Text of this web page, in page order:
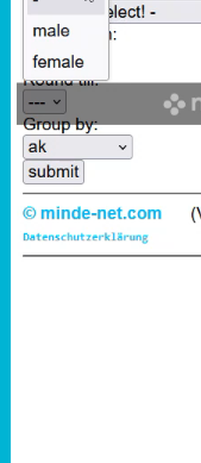
Sportabzeichen
Tempo & Gymnastik